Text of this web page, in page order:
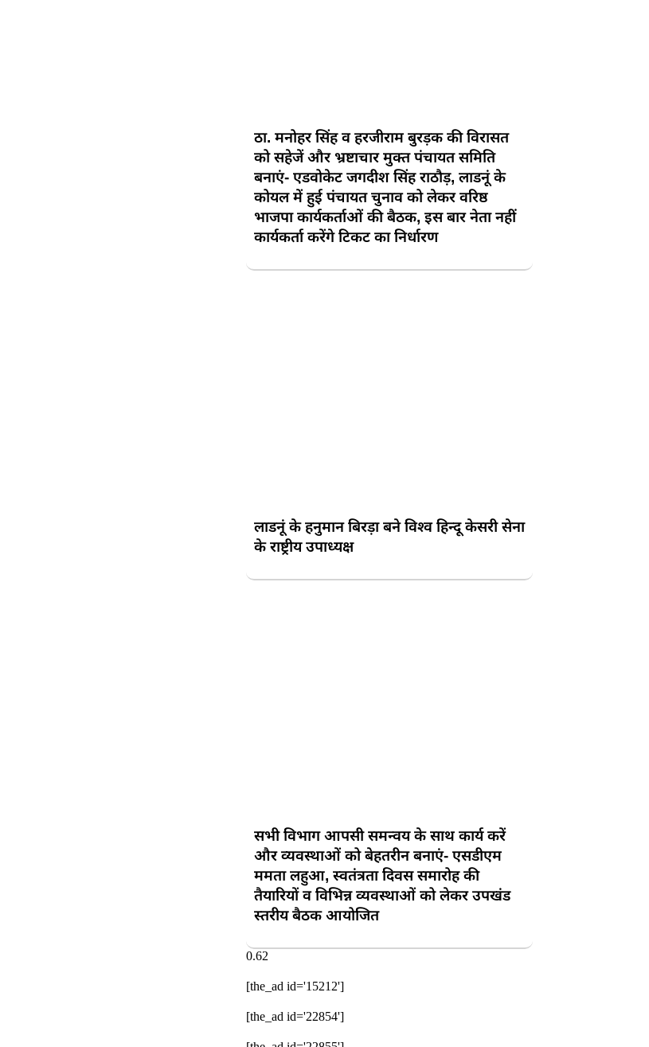
ठा. मनोहर सिंह व हरजीराम बुरड़क की विरासत
को सहेजें और भ्रष्टाचार मुक्त पंचायत समिति
बनाएं- एडवोकेट जगदीश सिंह राठौड़, लाडनूं के
कोयल में हुई पंचायत चुनाव को लेकर वरिष्ठ
भाजपा कार्यकर्ताओं की बैठक, इस बार नेता नहीं
कार्यकर्ता करेंगे टिकट का निर्धारण
लाडनूं के हनुमान बिरड़ा बने विश्व हिन्दू केसरी सेना
के राष्ट्रीय उपाध्यक्ष
सभी विभाग आपसी समन्वय के साथ कार्य करें
और व्यवस्थाओं को बेहतरीन बनाएं- एसडीएम
ममता लहुआ, स्वतंत्रता दिवस समारोह की
तैयारियों व विभिन्न व्यवस्थाओं को लेकर उपखंड
स्तरीय बैठक आयोजित
[the_ad id='15212']
[the_ad id='22854']